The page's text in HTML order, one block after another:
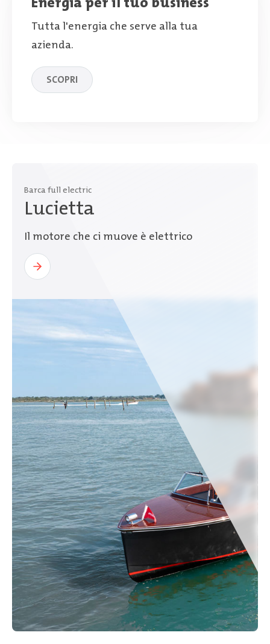
Tutta l'energia che serve alla tua
azienda.
SCOPRI
Barca full electric
Lucietta
Il motore che ci muove è elettrico